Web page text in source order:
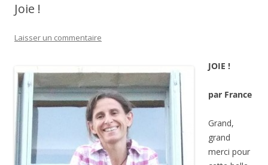
Joie !
Laisser un commentaire
JOIE !
par France
Grand,
grand
merci pour